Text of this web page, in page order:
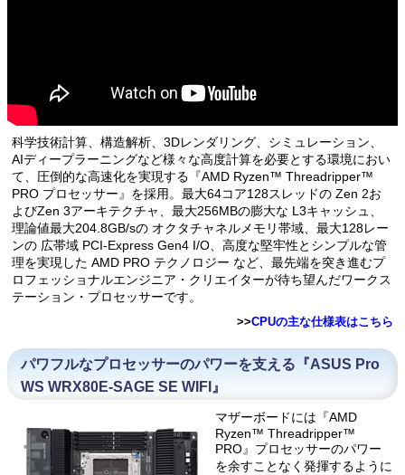
科学技術計算、構造解析、3Dレンダリング、シミュレーション、
AIディープラーニングなど様々な高度計算を必要とする環境におい
て、圧倒的な高速化を実現する『AMD Ryzen™ Threadripper™
PRO プロセッサー』を採用。最大64コア128スレッドの Zen 2お
よびZen 3アーキテクチャ、最大256MBの膨大な L3キャッシュ、
理論値最大204.8GB/sの オクタチャネルメモリ帯域、最大128レー
ンの 広帯域 PCI-Express Gen4 I/O、高度な堅牢性とシンプルな管
理を実現した AMD PRO テクノロジー など、最先端を突き進むプ
ロフェッショナルエンジニア・クリエイターが待ち望んだワークス
テーション・プロセッサーです。
>>CPUの主な仕様表はこちら
パワフルなプロセッサーのパワーを支える『ASUS Pro
WS WRX80E-SAGE SE WIFI』
マザーボードには『AMD
Ryzen™ Threadripper™
PRO』プロセッサーのパワー
を余すことなく発揮するように